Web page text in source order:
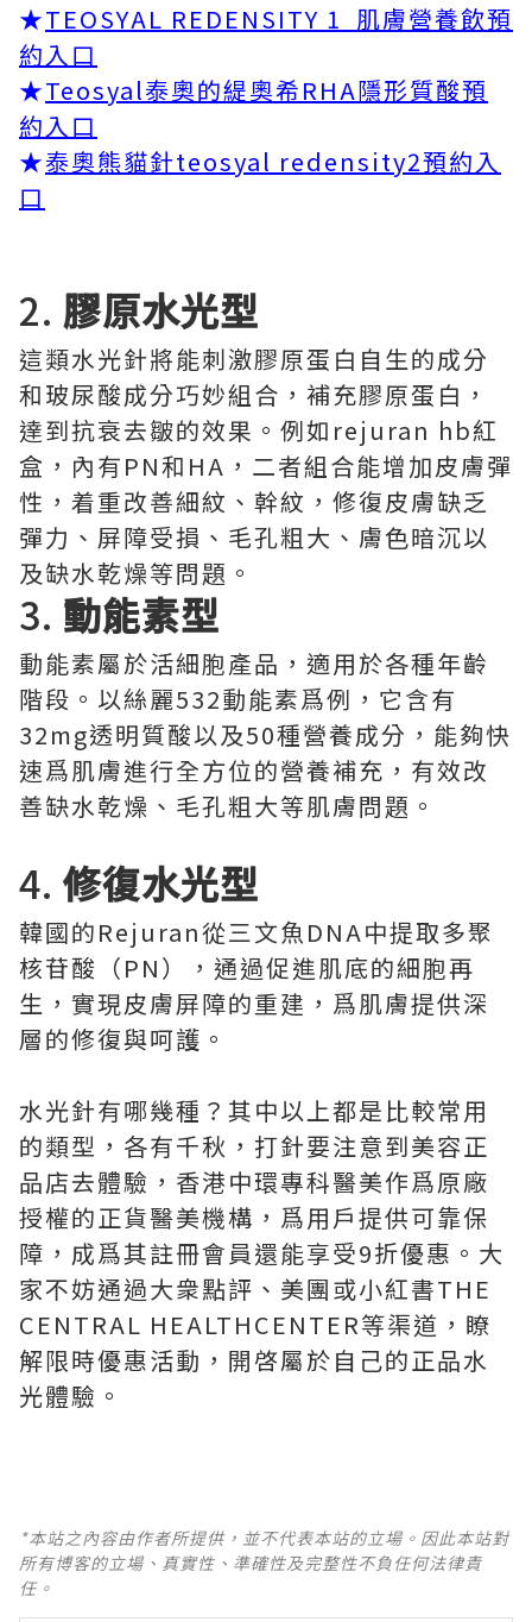
★TEOSYAL REDENSITY 1 肌膚營養飲預
約入口
★Teosyal泰奧的緹奧希RHA隱形質酸預
約入口
★泰奧熊貓針teosyal redensity2預約入
口
2. 膠原水光型
這類水光針將能刺激膠原蛋白自生的成分
和玻尿酸成分巧妙組合，補充膠原蛋白，
達到抗衰去皺的效果。例如rejuran hb紅
盒，內有PN和HA，二者組合能增加皮膚彈
性，着重改善細紋、幹紋，修復皮膚缺乏
彈力、屏障受損、毛孔粗大、膚色暗沉以
及缺水乾燥等問題。
3. 動能素型
動能素屬於活細胞產品，適用於各種年齡
階段。以絲麗532動能素爲例，它含有
32mg透明質酸以及50種營養成分，能夠快
速爲肌膚進行全方位的營養補充，有效改
善缺水乾燥、毛孔粗大等肌膚問題。
4. 修復水光型
韓國的Rejuran從三文魚DNA中提取多聚
核苷酸（PN），通過促進肌底的細胞再
生，實現皮膚屏障的重建，爲肌膚提供深
層的修復與呵護。
水光針有哪幾種？其中以上都是比較常用
的類型，各有千秋，打針要注意到美容正
品店去體驗，香港中環專科醫美作爲原廠
授權的正貨醫美機構，爲用戶提供可靠保
障，成爲其註冊會員還能享受9折優惠。大
家不妨通過大衆點評、美團或小紅書THE
CENTRAL HEALTHCENTER等渠道，瞭
解限時優惠活動，開啓屬於自己的正品水
光體驗。
*本站之內容由作者所提供，並不代表本站的立場。因此本站對
所有博客的立場、真實性、準確性及完整性不負任何法律責
任。